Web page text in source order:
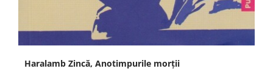
Haralamb Zincă, Anotimpurile morții